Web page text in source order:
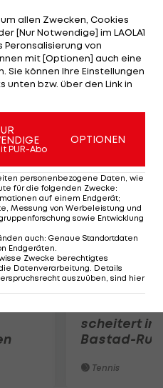
Spanierin Lourdes
6:1, 6:2. Maria
gegen Tsvetana
nicht fertig spielen
scheitert in
Bastad-
Tennis
allen Zwecken, Cookies
[Nur Notwendige] im LAOLA1
Peronsalisierung von
mit [Optionen] auch eine
Sie können Ihre Einstellungen
bzw. über den Link in
PUR-Abo
OPTIONEN
personenbezogene Daten, wie
für die folgenden Zwecke:
auf einem Endgerät;
Messung von Werbeleistung und
sowie Entwicklung
auch: Genaue Standortdaten
Endgeräten.
Zwecke berechtigtes
Datenverarbeitung. Details
auszuüben, sind hier